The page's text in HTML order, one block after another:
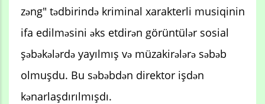
zəng" tədbirində kriminal xarakterli musiqinin
ifa edilməsini əks etdirən görüntülər sosial
şəbəkələrdə yayılmış və müzakirələrə səbəb
olmuşdu. Bu səbəbdən direktor işdən
kənarlaşdırılmışdı.